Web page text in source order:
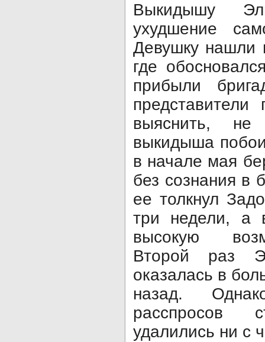
Выкидышу
ухудшение
Девушку нашли
где
прибыли
выяснить,
выкидыша
в начале мая
без сознания в
ее толкнул
три недели, а
высокую
Второй раз
оказалась в
назад.
расспросов
удалились ни с